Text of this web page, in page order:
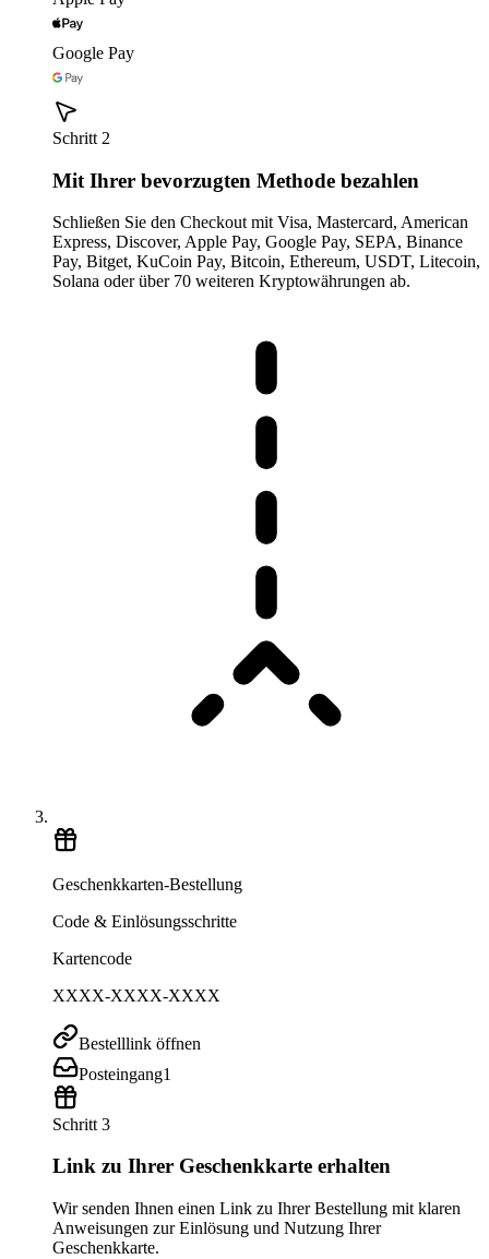
Google Pay
Schritt 2
Mit Ihrer bevorzugten Methode bezahlen
Schließen Sie den Checkout mit Visa, Mastercard, American
Express, Discover, Apple Pay, Google Pay, SEPA, Binance
Pay, Bitget, KuCoin Pay, Bitcoin, Ethereum, USDT, Litecoin,
Solana oder über 70 weiteren Kryptowährungen ab.
Geschenkkarten-Bestellung
Code & Einlösungsschritte
Kartencode
XXXX-XXXX-XXXX
Bestelllink öffnen
Posteingang1
Schritt 3
Link zu Ihrer Geschenkkarte erhalten
Wir senden Ihnen einen Link zu Ihrer Bestellung mit klaren
Anweisungen zur Einlösung und Nutzung Ihrer
Geschenkkarte.